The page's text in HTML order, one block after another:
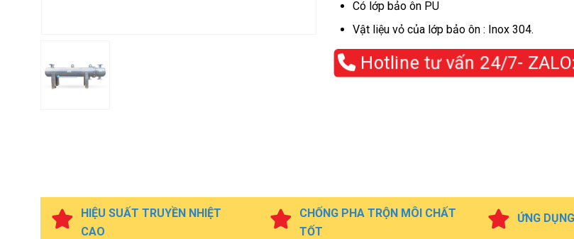
Có lớp bảo ôn PU
Vật liệu vỏ của lớp bảo ôn : Inox 304.
Hotline tư vấn 24/7- ZALO:
HIỆU SUẤT TRUYỀN NHIỆT
CAO
CHỐNG PHA TRỘN MÔI CHẤT
TỐT
ỨNG